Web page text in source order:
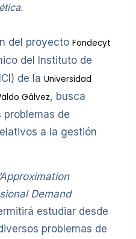
del proyecto Fondecyt
del Instituto de
de la Universidad
Gálvez, busca
de
a la gestión
Demand
estudiar desde
problemas de